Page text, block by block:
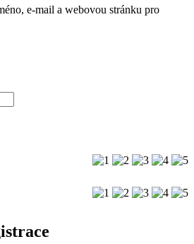
e-mail a webovou stránku pro